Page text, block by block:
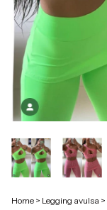
Home > Legging avulsa >